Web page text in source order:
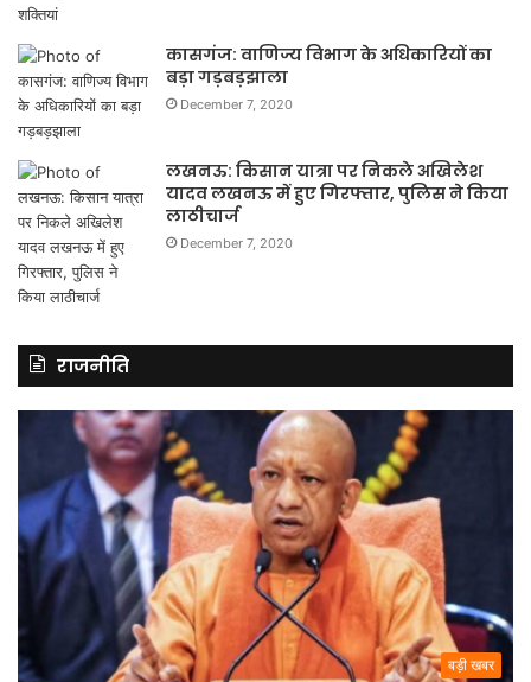
कासगंज: वाणिज्य विभाग के अधिकारियों का
बड़ा गड़बड़झाला
December 7, 2020
लखनऊ: किसान यात्रा पर निकले अखिलेश
यादव लखनऊ में हुए गिरफ्तार, पुलिस ने किया
लाठीचार्ज
December 7, 2020
राजनीति
बड़ी खबर